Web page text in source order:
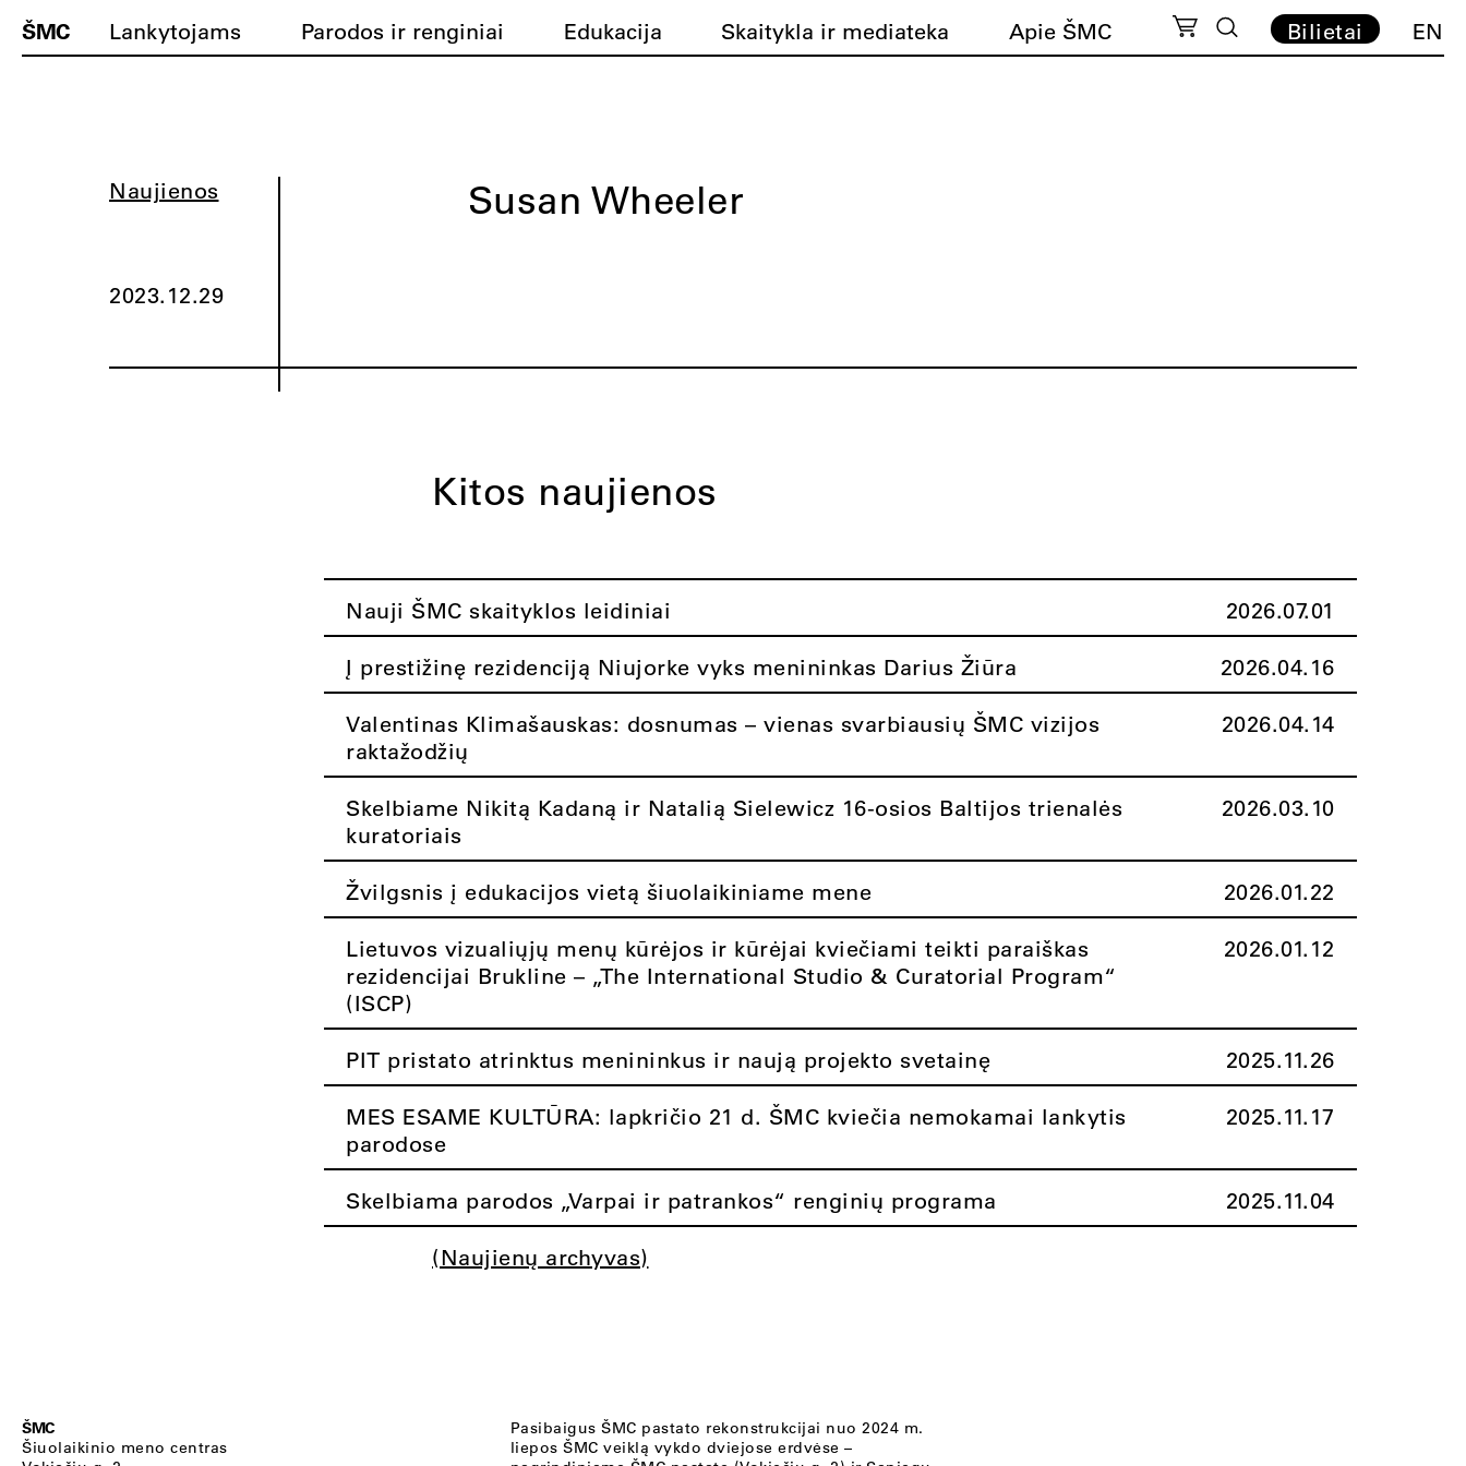
ŠMC Lankytojams Parodos ir renginiai Edukacija Skaitykla ir mediateka Apie ŠMC Bilietai EN
Naujienos
2023.12.29
Susan Wheeler
Kitos naujienos
Nauji ŠMC skaityklos leidiniai 2026.07.01
Į prestižinę rezidenciją Niujorke vyks menininkas Darius Žiūra 2026.04.16
Valentinas Klimašauskas: dosnumas – vienas svarbiausių ŠMC vizijos
raktažodžių
2026.04.14
Skelbiame Nikitą Kadaną ir Natalią Sielewicz 16-osios Baltijos trienalės
kuratoriais
2026.03.10
Žvilgsnis į edukacijos vietą šiuolaikiniame mene 2026.01.22
Lietuvos vizualiųjų menų kūrėjos ir kūrėjai kviečiami teikti paraiškas
rezidencijai Brukline – „The International Studio & Curatorial Program“
(ISCP)
2026.01.12
PIT pristato atrinktus menininkus ir naują projekto svetainę 2025.11.26
MES ESAME KULTŪRA: lapkričio 21 d. ŠMC kviečia nemokamai lankytis
parodose
2025.11.17
Skelbiama parodos „Varpai ir patrankos“ renginių programa 2025.11.04
(Naujienų archyvas)
ŠMC
Šiuolaikinio meno centras
Pasibaigus ŠMC pastato rekonstrukcijai nuo 2024 m.
liepos ŠMC veiklą vykdo dviejose erdvėse –